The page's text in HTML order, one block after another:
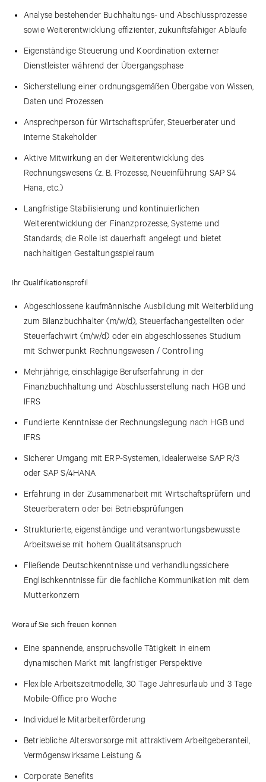
Analyse bestehender Buchhaltungs- und Abschlussprozesse
sowie Weiterentwicklung effizienter, zukunftsfähiger Abläufe
Eigenständige Steuerung und Koordination externer
Dienstleister während der Übergangsphase
Sicherstellung einer ordnungsgemäßen Übergabe von Wissen,
Daten und Prozessen
Ansprechperson für Wirtschaftsprüfer, Steuerberater und
interne Stakeholder
Aktive Mitwirkung an der Weiterentwicklung des
Rechnungswesens (z. B. Prozesse, Neueinführung SAP S4
Hana, etc.)
Langfristige Stabilisierung und kontinuierlichen
Weiterentwicklung der Finanzprozesse, Systeme und
Standards; die Rolle ist dauerhaft angelegt und bietet
nachhaltigen Gestaltungsspielraum
Ihr Qualifikationsprofil
Abgeschlossene kaufmännische Ausbildung mit Weiterbildung
zum Bilanzbuchhalter (m/w/d), Steuerfachangestellten oder
Steuerfachwirt (m/w/d) oder ein abgeschlossenes Studium
mit Schwerpunkt Rechnungswesen / Controlling
Mehrjährige, einschlägige Berufserfahrung in der
Finanzbuchhaltung und Abschlusserstellung nach HGB und
IFRS
Fundierte Kenntnisse der Rechnungslegung nach HGB und
IFRS
Sicherer Umgang mit ERP-Systemen, idealerweise SAP R/3
oder SAP S/4HANA
Erfahrung in der Zusammenarbeit mit Wirtschaftsprüfern und
Steuerberatern oder bei Betriebsprüfungen
Strukturierte, eigenständige und verantwortungsbewusste
Arbeitsweise mit hohem Qualitätsanspruch
Fließende Deutschkenntnisse und verhandlungssichere
Englischkenntnisse für die fachliche Kommunikation mit dem
Mutterkonzern
Worauf Sie sich freuen können
Eine spannende, anspruchsvolle Tätigkeit in einem
dynamischen Markt mit langfristiger Perspektive
Flexible Arbeitszeitmodelle, 30 Tage Jahresurlaub und 3 Tage
Mobile-Office pro Woche
Individuelle Mitarbeiterförderung
Betriebliche Altersvorsorge mit attraktivem Arbeitgeberanteil,
Vermögenswirksame Leistung &
Corporate Benefits